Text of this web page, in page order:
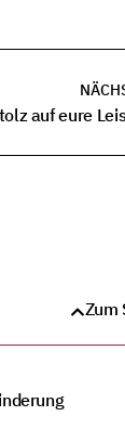
auf eure
Zum